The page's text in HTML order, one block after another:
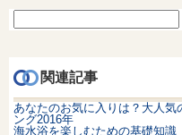
関連記事
あなたのお気に入りは？大人
ング2016年
海水浴を楽しむための基礎知識